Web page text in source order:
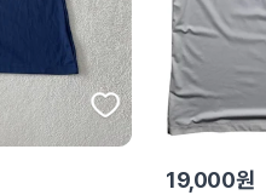
19,000원